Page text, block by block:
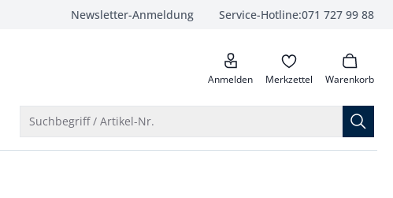
Newsletter-Anmeldung Service-Hotline:071 727 99 88
anrufen
Anmelden Merkzettel Warenkorb
Suchbegriff / Artikel-Nr.